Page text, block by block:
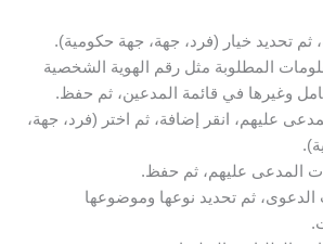
ثم تحديد خيار (فرد، جهة، جهة حكومية).
المطلوبة مثل رقم الهوية الشخصية
وغيرها في قائمة المدعين، ثم حفظ.
عليهم، انقر إضافة، ثم اختر (فرد، جهة،
المدعى عليهم، ثم حفظ.
الدعوى، ثم تحديد نوعها وموضوعها